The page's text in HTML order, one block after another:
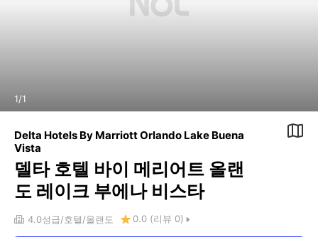
1/1
Delta Hotels By Marriott Orlando Lake Buena
Vista
델타 호텔 바이 메리어트 올랜
도 레이크 부에나 비스타
4.0성급 호텔 올랜도 0.0 (리뷰 0)